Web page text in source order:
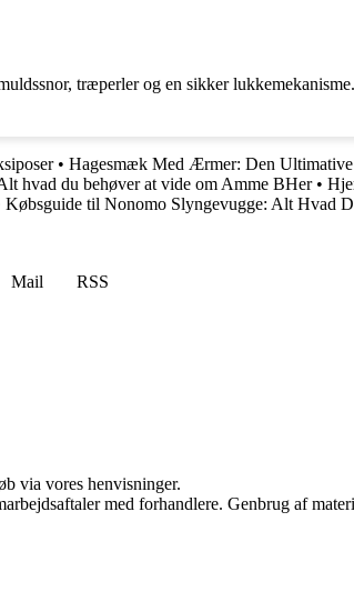
træperler og en sikker
• Hagesmæk Med Ærmer: Den
hvad du behøver at vide om Amme BHer•
Købsguide til Nonomo Slyngevugge: Alt Hvad
Mail
RSS
via vores henvisninger.
med forhandlere. Genbrug af